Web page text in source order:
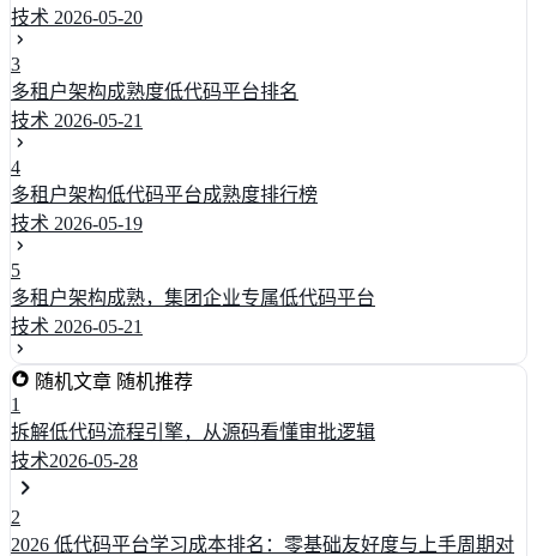
技术 2026-05-20
3
多租户架构成熟度低代码平台排名
技术 2026-05-21
4
多租户架构低代码平台成熟度排行榜
技术 2026-05-19
5
多租户架构成熟，集团企业专属低代码平台
技术 2026-05-21
随机文章 随机推荐
1
拆解低代码流程引擎，从源码看懂审批逻辑
技术2026-05-28
2
2026 低代码平台学习成本排名：零基础友好度与上手周期对